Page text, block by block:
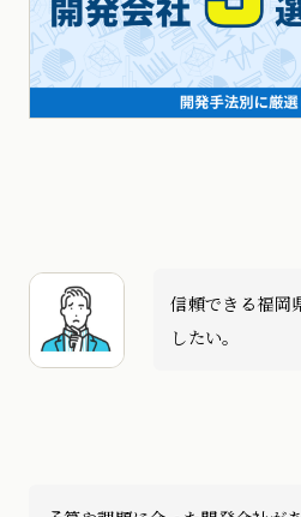
信頼できる福岡
したい。